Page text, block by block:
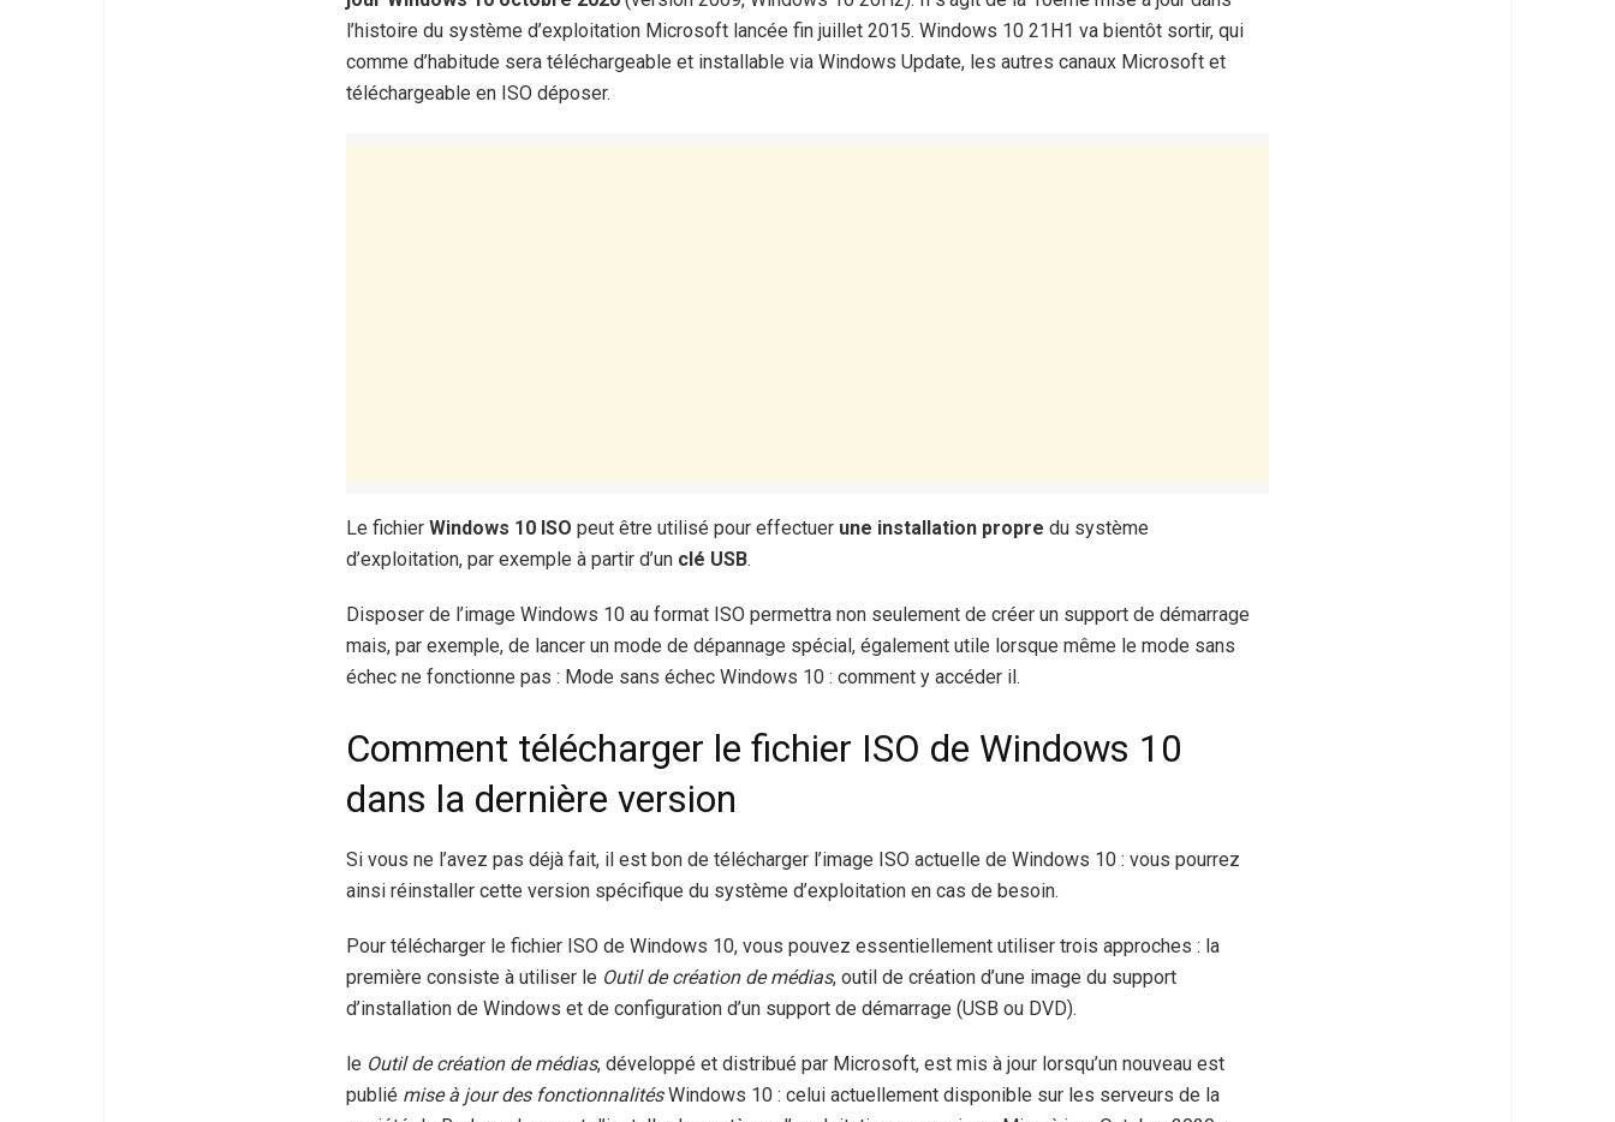
l’histoire du système d’exploitation Microsoft lancée fin juillet 2015. Windows 10 21H1 va bientôt sortir, qui
comme d’habitude sera téléchargeable et installable via Windows Update, les autres canaux Microsoft et
téléchargeable en ISO déposer.
Le fichier Windows 10 ISO peut être utilisé pour effectuer une installation propre du système
d’exploitation, par exemple à partir d’un clé USB.
Disposer de l’image Windows 10 au format ISO permettra non seulement de créer un support de démarrage
mais, par exemple, de lancer un mode de dépannage spécial, également utile lorsque même le mode sans
échec ne fonctionne pas : Mode sans échec Windows 10 : comment y accéder il.
Comment télécharger le fichier ISO de Windows 10
dans la dernière version
Si vous ne l’avez pas déjà fait, il est bon de télécharger l’image ISO actuelle de Windows 10 : vous pourrez
ainsi réinstaller cette version spécifique du système d’exploitation en cas de besoin.
Pour télécharger le fichier ISO de Windows 10, vous pouvez essentiellement utiliser trois approches : la
première consiste à utiliser le Outil de création de médias, outil de création d’une image du support
d’installation de Windows et de configuration d’un support de démarrage (USB ou DVD).
le Outil de création de médias, développé et distribué par Microsoft, est mis à jour lorsqu’un nouveau est
publié mise à jour des fonctionnalitésWindows 10 : celui actuellement disponible sur les serveurs de la